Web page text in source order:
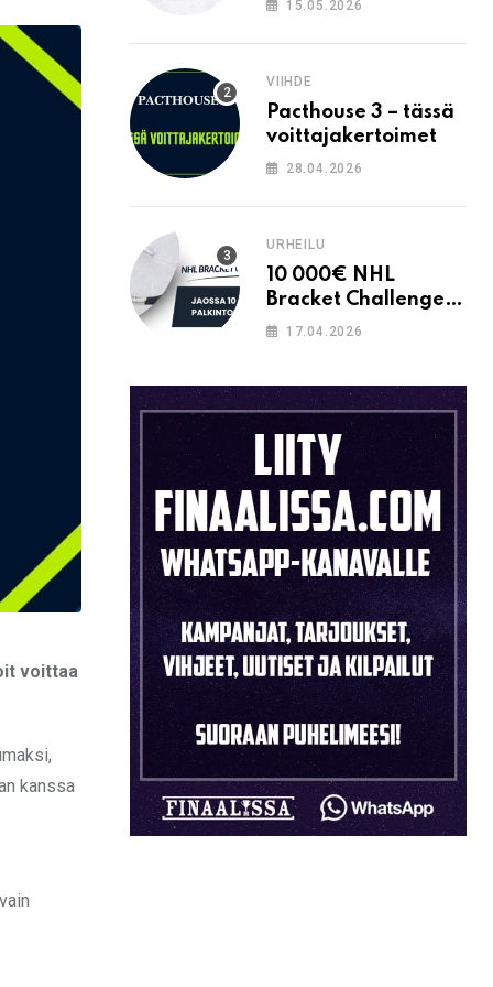
Email
voittaa
kanssa
15.05.2026
VIIHDE
Pacthouse 3 – tässä
voittajakertoimet
28.04.2026
URHEILU
10 000€ NHL
Bracket Challenge –
pystytkö
17.04.2026